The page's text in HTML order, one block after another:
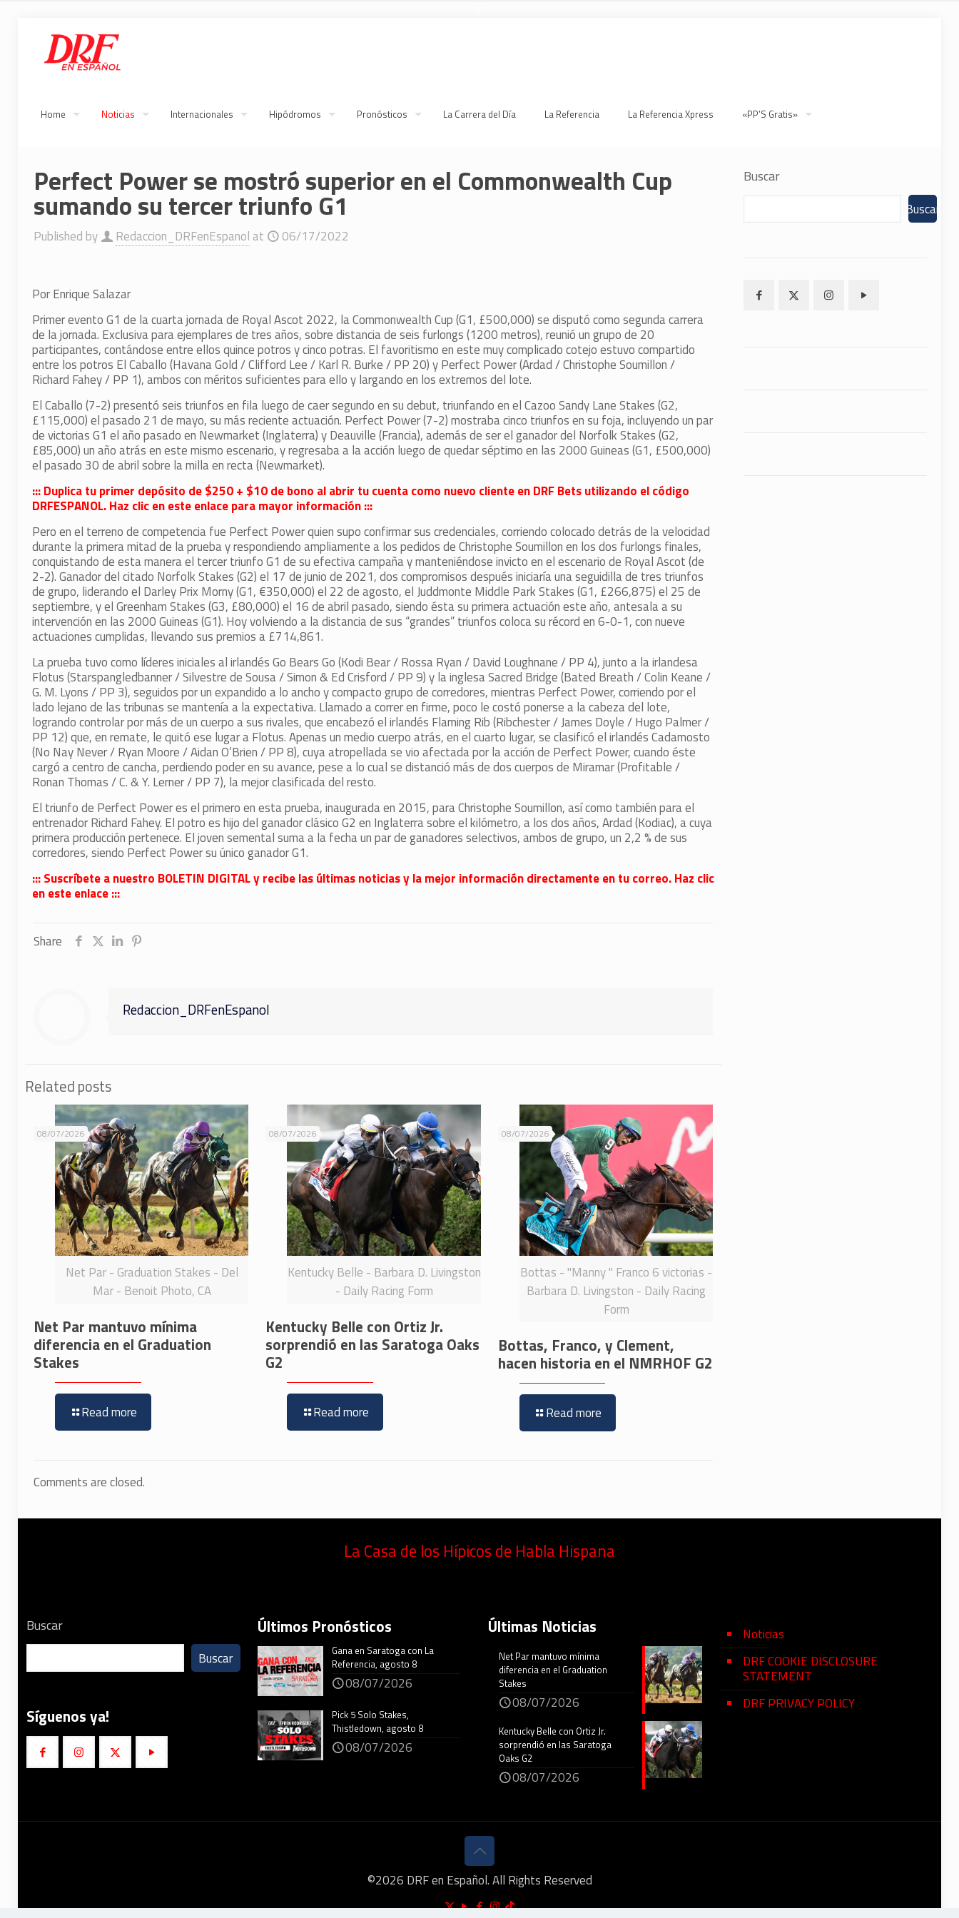
Home Noticias Internacionales Hipódromos Pronósticos La Carrera del Día La Referencia La Referencia Xpress «PP’S Gratis»
Perfect Power se mostró superior en el Commonwealth Cup
sumando su tercer triunfo G1
Published by Redaccion_DRFenEspanol at 06/17/2022
Por Enrique Salazar
Primer evento G1 de la cuarta jornada de Royal Ascot 2022, la Commonwealth Cup (G1, £500,000) se disputó como segunda carrera
de la jornada. Exclusiva para ejemplares de tres años, sobre distancia de seis furlongs (1200 metros), reunió un grupo de 20
participantes, contándose entre ellos quince potros y cinco potras. El favoritismo en este muy complicado cotejo estuvo compartido
entre los potros El Caballo (Havana Gold / Clifford Lee / Karl R. Burke / PP 20) y Perfect Power (Ardad / Christophe Soumillon /
Richard Fahey / PP 1), ambos con méritos suficientes para ello y largando en los extremos del lote.
El Caballo (7-2) presentó seis triunfos en fila luego de caer segundo en su debut, triunfando en el Cazoo Sandy Lane Stakes (G2,
£115,000) el pasado 21 de mayo, su más reciente actuación. Perfect Power (7-2) mostraba cinco triunfos en su foja, incluyendo un par
de victorias G1 el año pasado en Newmarket (Inglaterra) y Deauville (Francia), además de ser el ganador del Norfolk Stakes (G2,
£85,000) un año atrás en este mismo escenario, y regresaba a la acción luego de quedar séptimo en las 2000 Guineas (G1, £500,000)
el pasado 30 de abril sobre la milla en recta (Newmarket).
::: Duplica tu primer depósito de $250 + $10 de bono al abrir tu cuenta como nuevo cliente en DRF Bets utilizando el código
DRFESPANOL. Haz clic en este enlace para mayor información :::
Pero en el terreno de competencia fue Perfect Power quien supo confirmar sus credenciales, corriendo colocado detrás de la velocidad
durante la primera mitad de la prueba y respondiendo ampliamente a los pedidos de Christophe Soumillon en los dos furlongs finales,
conquistando de esta manera el tercer triunfo G1 de su efectiva campaña y manteniéndose invicto en el escenario de Royal Ascot (de
2-2). Ganador del citado Norfolk Stakes (G2) el 17 de junio de 2021, dos compromisos después iniciaría una seguidilla de tres triunfos
de grupo, liderando el Darley Prix Morny (G1, €350,000) el 22 de agosto, el Juddmonte Middle Park Stakes (G1, £266,875) el 25 de
septiembre, y el Greenham Stakes (G3, £80,000) el 16 de abril pasado, siendo ésta su primera actuación este año, antesala a su
intervención en las 2000 Guineas (G1). Hoy volviendo a la distancia de sus “grandes” triunfos coloca su récord en 6-0-1, con nueve
actuaciones cumplidas, llevando sus premios a £714,861.
La prueba tuvo como líderes iniciales al irlandés Go Bears Go (Kodi Bear / Rossa Ryan / David Loughnane / PP 4), junto a la irlandesa
Flotus (Starspangledbanner / Silvestre de Sousa / Simon & Ed Crisford / PP 9) y la inglesa Sacred Bridge (Bated Breath / Colin Keane /
G. M. Lyons / PP 3), seguidos por un expandido a lo ancho y compacto grupo de corredores, mientras Perfect Power, corriendo por el
lado lejano de las tribunas se mantenía a la expectativa. Llamado a correr en firme, poco le costó ponerse a la cabeza del lote,
logrando controlar por más de un cuerpo a sus rivales, que encabezó el irlandés Flaming Rib (Ribchester / James Doyle / Hugo Palmer /
PP 12) que, en remate, le quitó ese lugar a Flotus. Apenas un medio cuerpo atrás, en el cuarto lugar, se clasificó el irlandés Cadamosto
(No Nay Never / Ryan Moore / Aidan O’Brien / PP 8), cuya atropellada se vio afectada por la acción de Perfect Power, cuando éste
cargó a centro de cancha, perdiendo poder en su avance, pese a lo cual se distanció más de dos cuerpos de Miramar (Profitable /
Ronan Thomas / C. & Y. Lerner / PP 7), la mejor clasificada del resto.
El triunfo de Perfect Power es el primero en esta prueba, inaugurada en 2015, para Christophe Soumillon, así como también para el
entrenador Richard Fahey. El potro es hijo del ganador clásico G2 en Inglaterra sobre el kilómetro, a los dos años, Ardad (Kodiac), a cuya
primera producción pertenece. El joven semental suma a la fecha un par de ganadores selectivos, ambos de grupo, un 2,2 % de sus
corredores, siendo Perfect Power su único ganador G1.
::: Suscríbete a nuestro BOLETIN DIGITAL y recibe las últimas noticias y la mejor información directamente en tu correo. Haz clic
en este enlace :::
Share
Redaccion_DRFenEspanol
Related posts
Net Par - Graduation Stakes - Del
Mar - Benoit Photo, CA
08/07/2026
Net Par mantuvo mínima
diferencia en el Graduation
Stakes
Read more
Kentucky Belle - Barbara D. Livingston
- Daily Racing Form
08/07/2026
Kentucky Belle con Ortiz Jr.
sorprendió en las Saratoga Oaks
G2
Read more
Bottas - "Manny " Franco 6 victorias -
Barbara D. Livingston - Daily Racing
Form
08/07/2026
Bottas, Franco, y Clement,
hacen historia en el NMRHOF G2
Read more
Comments are closed.
Buscar
Buscar
La Casa de los Hípicos de Habla Hispana
Buscar
Buscar
Síguenos ya!
Últimos Pronósticos
Gana en Saratoga con La
Referencia, agosto 8
08/07/2026
Pick 5 Solo Stakes,
Thistledown, agosto 8
08/07/2026
Últimas Noticias
Net Par mantuvo mínima
diferencia en el Graduation
Stakes
08/07/2026
Kentucky Belle con Ortiz Jr.
sorprendió en las Saratoga
Oaks G2
08/07/2026
Noticias
DRF COOKIE DISCLOSURE
STATEMENT
DRF PRIVACY POLICY
©2026 DRF en Español. All Rights Reserved